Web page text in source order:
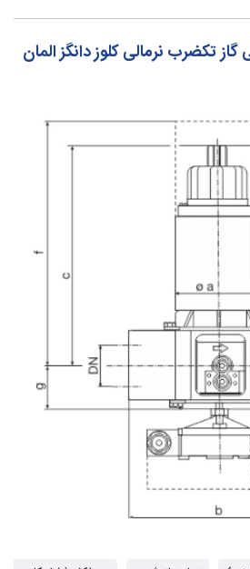
گاز تکضرب نرمالی کلوز دانگز المان